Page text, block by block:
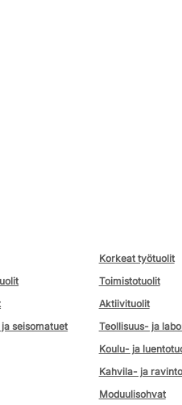
Korkeat työtuolit
Toimistotuolit
Aktiivituolit
seisomatuet
Teollisuus- ja
Koulu- ja
Kahvila- ja
Moduulisohvat